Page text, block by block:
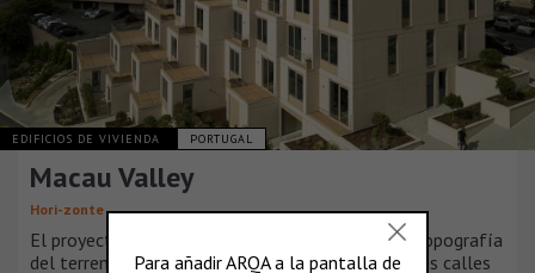
EDIFICIOS DE VIVIENDA PORTUGAL
Macau Valley
Hori-zonte
El proyecto surge de un análisis detallado de la topografía
del terreno y del tejido urbano circundante. Las dos calles